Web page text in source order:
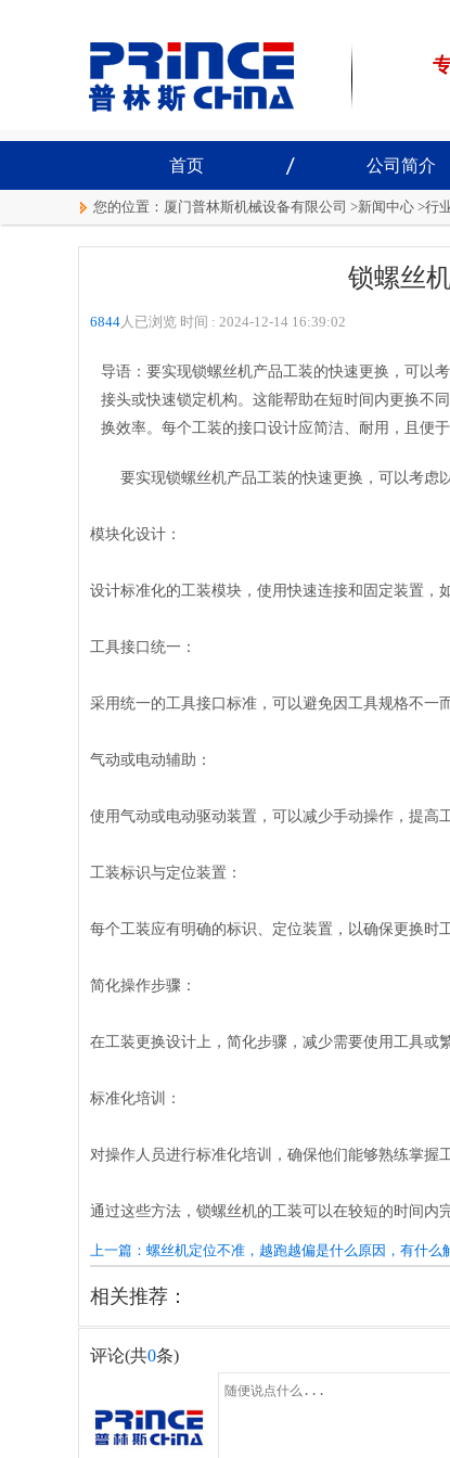
首页 公司简介
您的位置： 厦门普林斯机械设备有限公司 >新闻中心 >行
锁螺丝
6844人已浏览 时间 : 2024-12-14 16:39:02
导语：要实现锁螺丝机产品工装的快速更换，可以
接头或快速锁定机构。这能帮助在短时间内更换不
换效率。每个工装的接口设计应简洁、耐用，且便
要实现锁螺丝机产品工装的快速更换，可以考虑
模块化设计：
设计标准化的工装模块，使用快速连接和固定装置，
工具接口统一：
采用统一的工具接口标准，可以避免因工具规格不一
气动或电动辅助：
使用气动或电动驱动装置，可以减少手动操作，提高
工装标识与定位装置：
每个工装应有明确的标识、定位装置，以确保更换时
简化操作步骤：
在工装更换设计上，简化步骤，减少需要使用工具或
标准化培训：
对操作人员进行标准化培训，确保他们能够熟练掌握
通过这些方法，锁螺丝机的工装可以在较短的时间内
上一篇：螺丝机定位不准，越跑越偏是什么原因，有什么
相关推荐：
评论(共0条)